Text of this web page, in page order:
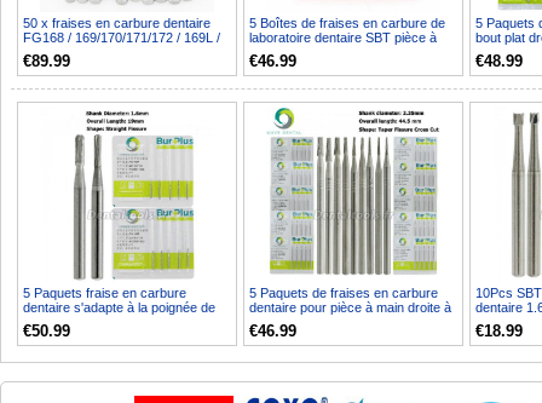
50 x fraises en carbure dentaire
FG168 / 169/170/171/172 / 169L /
170L / 171L po...
€89.99
5 Boîtes de fraises en carbure de
laboratoire dentaire SBT pièce à
main droite f...
€46.99
5 Paquets
bout plat
555 556
€48.99
5 Paquets fraise en carbure
dentaire s'adapte à la poignée de
friction de pièce ...
€50.99
5 Paquets de fraises en carbure
dentaire pour pièce à main droite à
basse vitess...
€46.99
10Pcs
dentaire
à cône
€18.99